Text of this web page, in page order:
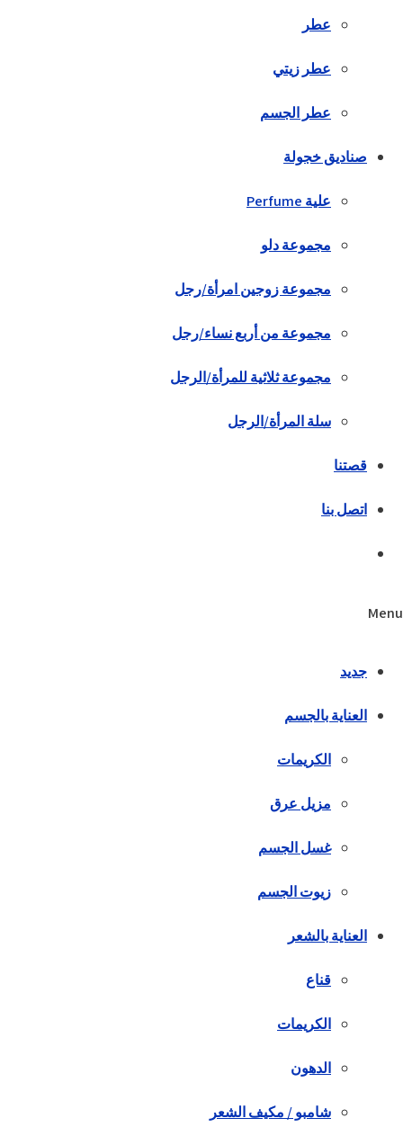
عطر
عطر زيتي
عطر الجسم
صناديق خجولة
علية Perfume
مجموعة دلو
مجموعة زوجين امرأة/رجل
مجموعة من أربع نساء/رجل
مجموعة ثلاثية للمرأة/الرجل
سلة المرأة/الرجل
قصتنا
اتصل بنا
Menu
جديد
العناية بالجسم
الكريمات
مزيل عرق
غسل الجسم
زيوت الجسم
العناية بالشعر
قناع
الكريمات
الدهون
شامبو / مكيف الشعر